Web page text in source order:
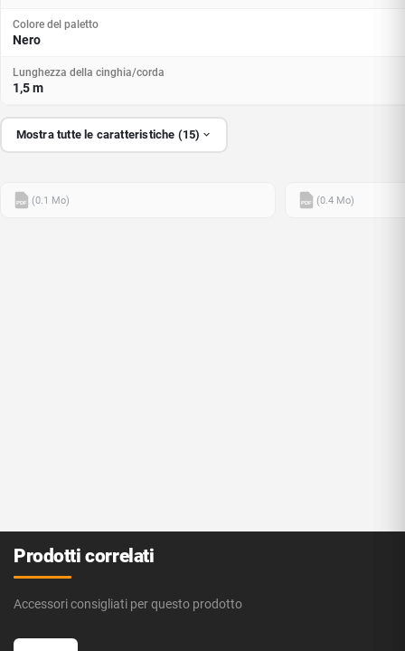
Colore del paletto
Nero
Lunghezza della cinghia/corda
1,5 m
Mostra tutte le caratteristiche (15)
PDF (0.1 Mo) PDF (0.4 Mo)
Prodotti correlati
Accessori consigliati per questo prodotto